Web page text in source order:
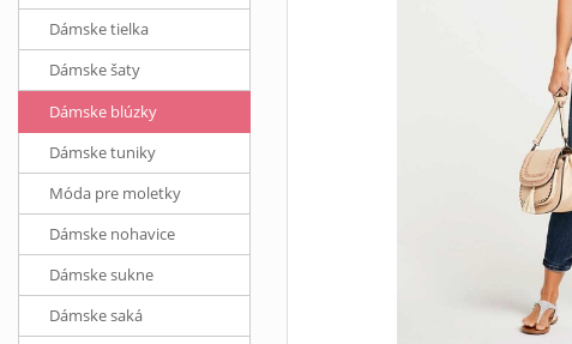
Dámske tielka
Dámske šaty
Dámske blúzky
Dámske tuniky
Móda pre moletky
Dámske nohavice
Dámske sukne
Dámske saká